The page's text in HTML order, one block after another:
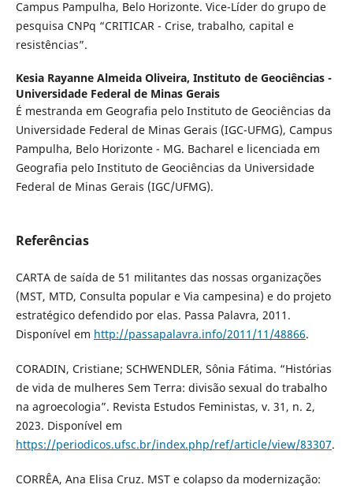
Campus Pampulha, Belo Horizonte. Vice-Líder do grupo de
pesquisa CNPq “CRITICAR - Crise, trabalho, capital e
resistências”.
Kesia Rayanne Almeida Oliveira, Instituto de Geociências -
Universidade Federal de Minas Gerais
É mestranda em Geografia pelo Instituto de Geociências da
Universidade Federal de Minas Gerais (IGC-UFMG), Campus
Pampulha, Belo Horizonte - MG. Bacharel e licenciada em
Geografia pelo Instituto de Geociências da Universidade
Federal de Minas Gerais (IGC/UFMG).
Referências
CARTA de saída de 51 militantes das nossas organizações
(MST, MTD, Consulta popular e Via campesina) e do projeto
estratégico defendido por elas. Passa Palavra, 2011.
Disponível em http://passapalavra.info/2011/11/48866.
CORADIN, Cristiane; SCHWENDLER, Sônia Fátima. “Histórias
de vida de mulheres Sem Terra: divisão sexual do trabalho
na agroecologia”. Revista Estudos Feministas, v. 31, n. 2,
2023. Disponível em
https://periodicos.ufsc.br/index.php/ref/article/view/83307.
CORRÊA, Ana Elisa Cruz. MST e colapso da modernização: